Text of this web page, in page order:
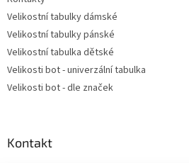
Velikostní tabulky dámské
Velikostní tabulky pánské
Velikostní tabulka dětské
Velikosti bot - univerzální tabulka
Velikosti bot - dle značek
Kontakt